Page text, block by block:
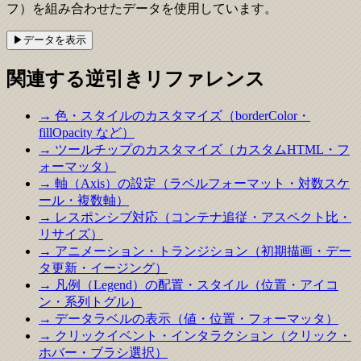
フ）を組み合わせたデータを使用しています。
▶データを表示
関連する逆引きリファレンス
→ 色・スタイルのカスタマイズ（borderColor・
fillOpacity など）
→ ツールチップのカスタマイズ（カスタムHTML・フ
ォーマッタ）
→ 軸（Axis）の設定（ラベルフォーマット・対数スケ
ール・複数軸）
→ レスポンシブ対応（コンテナ追従・アスペクト比・
リサイズ）
→ アニメーション・トランジション（初期描画・デー
タ更新・イージング）
→ 凡例（Legend）の配置・スタイル（位置・アイコ
ン・系列トグル）
→ データラベルの表示（値・位置・フォーマッタ）
→ クリックイベント・インタラクション（クリック・
ホバー・ブラシ選択）